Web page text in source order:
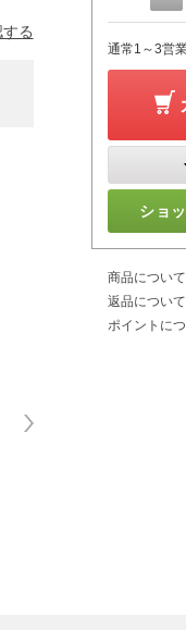
る
通常1～3営
ショ
商品につい
返品について
ポイントに